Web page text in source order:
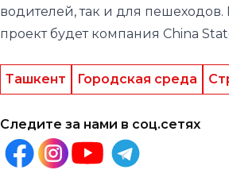
водителей, так и для пешеходов.
проект будет компания China
Ташкент Городская среда
Следите за нами в соц.сетях